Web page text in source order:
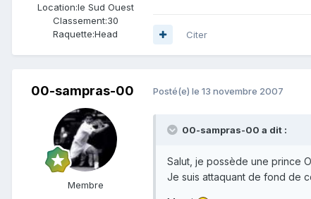
Location:le Sud Ouest
Classement:30
Raquette:Head Citer
00-sampras-00
Membre
Posté(e) le 13 novembre 2007
00-sampras-00 a dit :
Salut, je possède une prince
Je suis attaquant de fond de